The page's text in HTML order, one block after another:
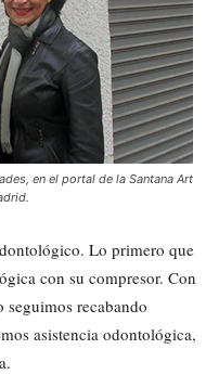
en el portal de la Santana Art
Lo primero que
con su compresor. Con
seguimos recabando
asistencia odontológica,